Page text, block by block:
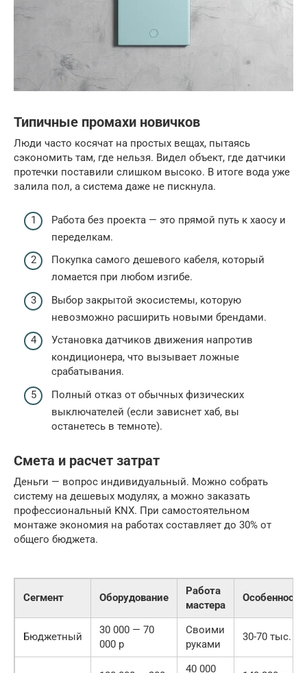
Типичные промахи новичков
Люди часто косячат на простых вещах, пытаясь
сэкономить там, где нельзя. Видел объект, где датчики
протечки поставили слишком высоко. В итоге вода уже
залила пол, а система даже не пискнула.
Работа без проекта — это прямой путь к хаосу и
переделкам.
Покупка самого дешевого кабеля, который
ломается при любом изгибе.
Выбор закрытой экосистемы, которую
невозможно расширить новыми брендами.
Установка датчиков движения напротив
кондиционера, что вызывает ложные
срабатывания.
Полный отказ от обычных физических
выключателей (если зависнет хаб, вы
останетесь в темноте).
Смета и расчет затрат
Деньги — вопрос индивидуальный. Можно собрать
систему на дешевых модулях, а можно заказать
профессиональный KNX. При самостоятельном
монтаже экономия на работах составляет до 30% от
общего бюджета.
Сегмент Оборудование
Работа
мастера
Особенности
Бюджетный
30 000 — 70
000 р
Своими
руками
30-70 тыс. р
40 000